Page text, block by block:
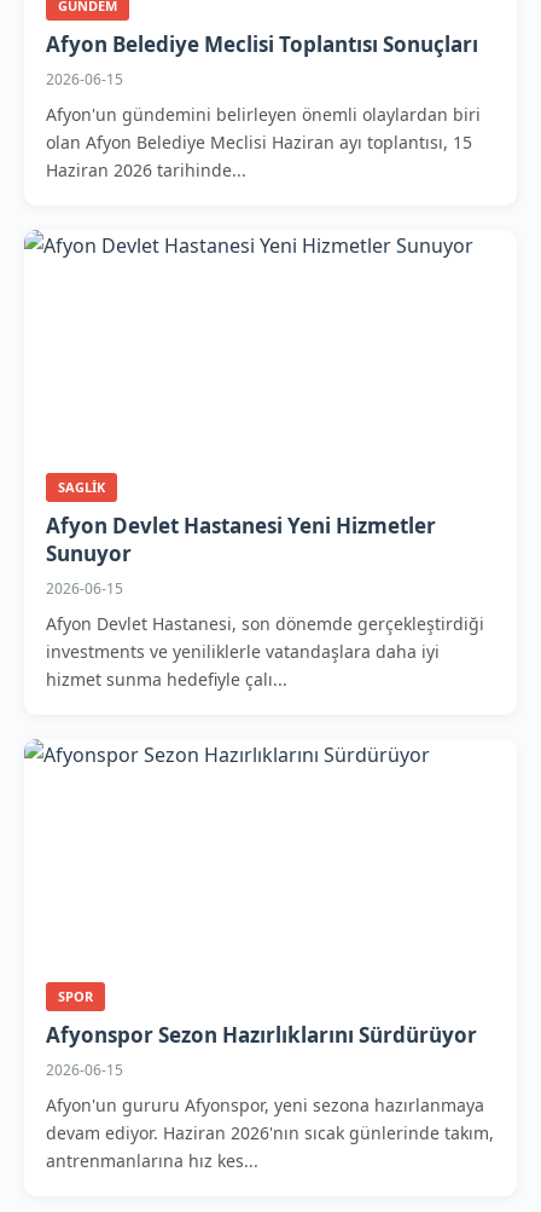
GUNDEM
Afyon Belediye Meclisi Toplantısı Sonuçları
2026-06-15
Afyon'un gündemini belirleyen önemli olaylardan biri
olan Afyon Belediye Meclisi Haziran ayı toplantısı, 15
Haziran 2026 tarihinde...
SAGLIK
Afyon Devlet Hastanesi Yeni Hizmetler
Sunuyor
2026-06-15
Afyon Devlet Hastanesi, son dönemde gerçekleştirdiği
investments ve yeniliklerle vatandaşlara daha iyi
hizmet sunma hedefiyle çalı...
SPOR
Afyonspor Sezon Hazırlıklarını Sürdürüyor
2026-06-15
Afyon'un gururu Afyonspor, yeni sezona hazırlanmaya
devam ediyor. Haziran 2026'nın sıcak günlerinde takım,
antrenmanlarına hız kes...